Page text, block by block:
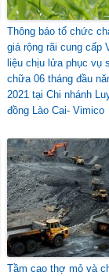
Thông báo tổ chức
giá rộng rãi cung cấp
liệu chịu lửa phục vụ
chữa 06 tháng đầu
2021 tại Chi nhánh
đồng Lào Cai- Vimico
Tầm cao thợ mỏ và